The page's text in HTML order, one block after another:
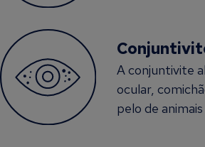
A conjuntivite
ocular,
pelo de